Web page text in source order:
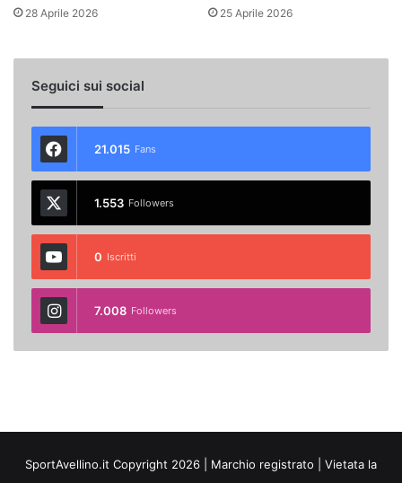
28 Aprile 2026 25 Aprile 2026
Seguici sui social
21.015 Fans
1.553 Followers
0 Iscritti
7.008 Followers
SportAvellino.it Copyright 2026 | Marchio registrato | Vietata la